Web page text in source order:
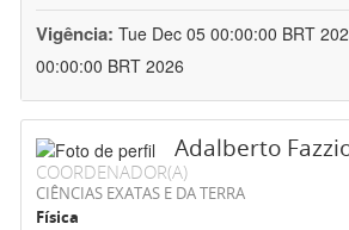
Vigência: Tue Dec 05 00:00:00 BRT
00:00:00 BRT 2026
Adalberto
COORDENADOR(A)
CIÊNCIAS EXATAS E DA TERRA
Física